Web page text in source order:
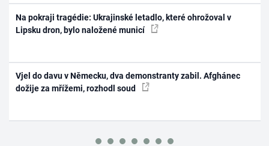
Na pokraji tragédie: Ukrajinské letadlo, které ohrožoval v
Lipsku dron, bylo naložené municí
Vjel do davu v Německu, dva demonstranty zabil. Afghánec
dožije za mřížemi, rozhodl soud